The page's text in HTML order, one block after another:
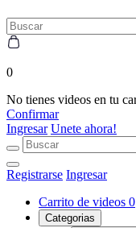
0
No tienes videos en tu
Confirmar
Ingresar Unete ahora!
Registrarse Ingresar
Carrito de videos 0
Categorias